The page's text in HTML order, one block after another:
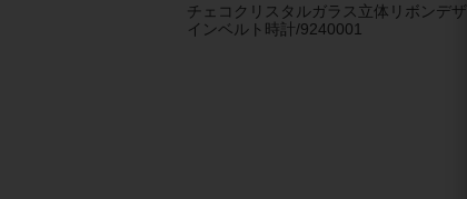
チェコクリスタルガラス立体リボンデザ
インベルト時計/9240001